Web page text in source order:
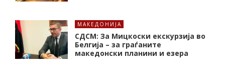
МАКЕДОНИЈА
СДСМ: За Мицкоски екскурзија во
Белгија – за граѓаните
македонски планини и езера